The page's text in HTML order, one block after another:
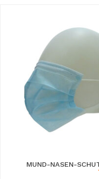
MUND-NASEN-